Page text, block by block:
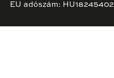
EU adószám: HU18245402